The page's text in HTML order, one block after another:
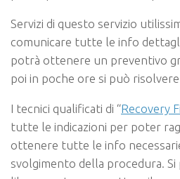
Servizi di questo servizio
comunicare tutte le info
potrà ottenere un preventivo
poi in poche ore si può
I tecnici qualificati di “Recovery
tutte le indicazioni per poter
ottenere tutte le info
svolgimento della procedura. Si